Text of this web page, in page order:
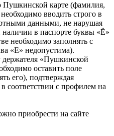
Пушкинской карте (фамилия,
вводить строго в
данными, не нарушая
в паспорте буквы «Ё»
необходимо заполнять с
«Е» недопустима).
держателя «Пушкинской
оставить поле
его), подтверждая
соответствии с профилем на
приобрести на сайте